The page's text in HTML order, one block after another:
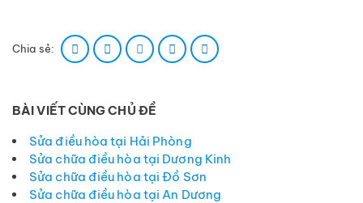
Chia sẻ:
BÀI VIẾT CÙNG CHỦ ĐỀ
Sửa điều hòa tại Hải Phòng
Sửa chữa điều hòa tại Dương Kinh
Sửa chữa điều hòa tại Đồ Sơn
Sửa chữa điều hòa tại An Dương